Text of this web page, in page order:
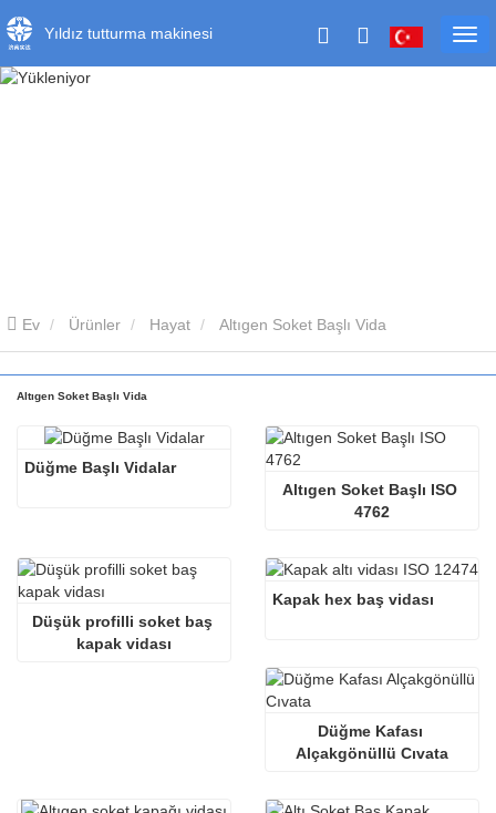
Yıldız tutturma makinesi
Ev Ürünler Hayat Altıgen Soket Başlı Vida
Altıgen Soket Başlı Vida
Düğme Başlı Vidalar
Altıgen Soket Başlı ISO
4762
Düşük profilli soket baş
kapak vidası
Kapak hex baş vidası
Düğme Kafası
Alçakgönüllü Cıvata